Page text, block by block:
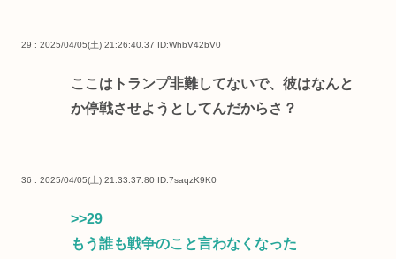
29 : 2025/04/05(土) 21:26:40.37 ID:WhbV42bV0
ここはトランプ非難してないで、彼はなんと
か停戦させようとしてんだからさ？
36 : 2025/04/05(土) 21:33:37.80 ID:7saqzK9K0
>>29
もう誰も戦争のこと言わなくなった